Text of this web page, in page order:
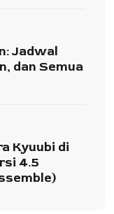
Jadwal
dan Semua
Kyuubi di
4.5